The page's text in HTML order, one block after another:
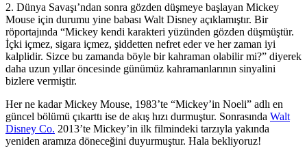
2. Dünya Savaşı’ndan sonra gözden düşmeye başlayan Mickey
Mouse için durumu yine babası Walt Disney açıklamıştır. Bir
röportajında “Mickey kendi karakteri yüzünden gözden düşmüştür.
İçki içmez, sigara içmez, şiddetten nefret eder ve her zaman iyi
kalplidir. Sizce bu zamanda böyle bir kahraman olabilir mi?” diyerek
daha uzun yıllar öncesinde günümüz kahramanlarının sinyalini
bizlere vermiştir.
Her ne kadar Mickey Mouse, 1983’te “Mickey’in Noeli” adlı en
güncel bölümü çıkarttı ise de akış hızı durmuştur. Sonrasında Walt
Disney Co. 2013’te Mickey’in ilk filmindeki tarzıyla yakında
yeniden aramıza döneceğini duyurmuştur. Hala bekliyoruz!